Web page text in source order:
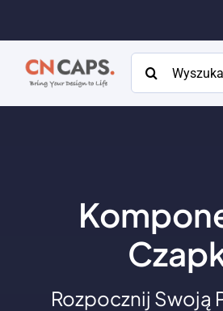
treści
Szukaj:
Rozpocznij Swoją